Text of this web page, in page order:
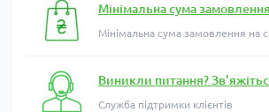
Мінімальна сума замовлення
Мінімальна сума замовлення на
Виникли питання?
Служба підтримки клієнтів